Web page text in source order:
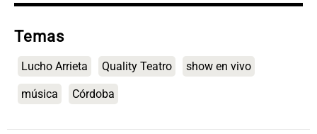
Temas
Lucho Arrieta Quality Teatro show en vivo
música Córdoba